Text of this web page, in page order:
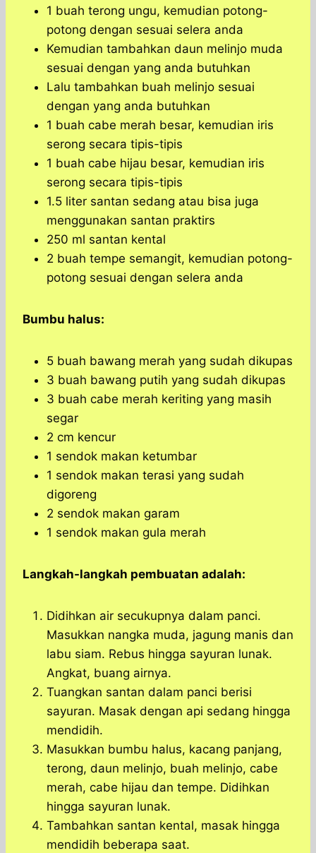
1 buah terong ungu, kemudian potong-
potong dengan sesuai selera anda
Kemudian tambahkan daun melinjo muda
sesuai dengan yang anda butuhkan
Lalu tambahkan buah melinjo sesuai
dengan yang anda butuhkan
1 buah cabe merah besar, kemudian iris
serong secara tipis-tipis
1 buah cabe hijau besar, kemudian iris
serong secara tipis-tipis
1.5 liter santan sedang atau bisa juga
menggunakan santan praktirs
250 ml santan kental
2 buah tempe semangit, kemudian potong-
potong sesuai dengan selera anda
Bumbu halus:
5 buah bawang merah yang sudah dikupas
3 buah bawang putih yang sudah dikupas
3 buah cabe merah keriting yang masih
segar
2 cm kencur
1 sendok makan ketumbar
1 sendok makan terasi yang sudah
digoreng
2 sendok makan garam
1 sendok makan gula merah
Langkah-langkah pembuatan adalah:
Didihkan air secukupnya dalam panci.
Masukkan nangka muda, jagung manis dan
labu siam. Rebus hingga sayuran lunak.
Angkat, buang airnya.
Tuangkan santan dalam panci berisi
sayuran. Masak dengan api sedang hingga
mendidih.
Masukkan bumbu halus, kacang panjang,
terong, daun melinjo, buah melinjo, cabe
merah, cabe hijau dan tempe. Didihkan
hingga sayuran lunak.
Tambahkan santan kental, masak hingga
mendidih beberapa saat.